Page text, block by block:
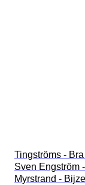
Tingströms -
Sven Engström
Myrstrand -